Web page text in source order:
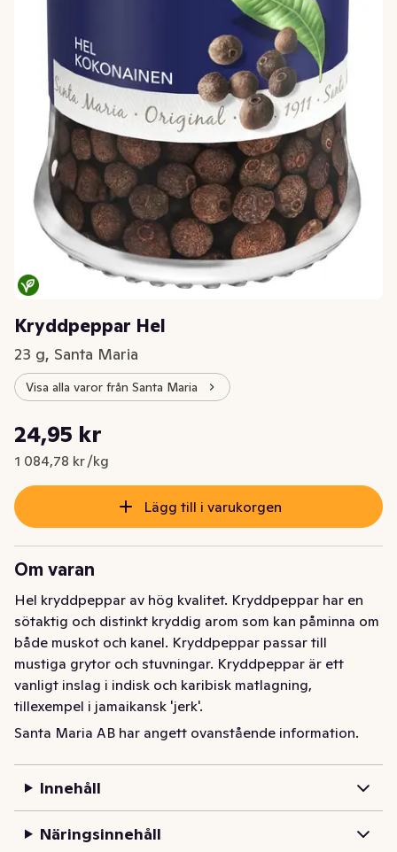
Kryddpeppar Hel
23 g, Santa Maria
Visa alla varor från Santa Maria
Nuvarande pris är: 24,95 kr
24,95 kr
1 084,78 kr /kg
Styckpris: 1 084,78 kr /kg
Lägg till i varukorgen
Om varan
Hel kryddpeppar av hög kvalitet. Kryddpeppar har en
sötaktig och distinkt kryddig arom som kan påminna om
både muskot och kanel. Kryddpeppar passar till
mustiga grytor och stuvningar. Kryddpeppar är ett
vanligt inslag i indisk och karibisk matlagning,
tillexempel i jamaikansk 'jerk'.
• Kryddpeppar förvaras mörkt och svalt för att bevara
Santa Maria AB har angett ovanstående information.
Innehåll
Näringsinnehåll